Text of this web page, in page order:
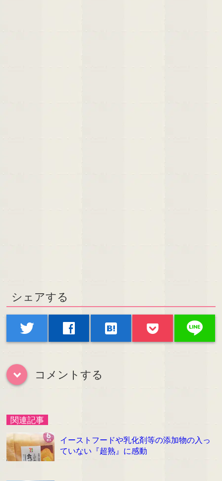
シェアする
twitter facebook hatenabookmark line
down コメントする
関連記事
イーストフードや乳化剤等の添加物の入っ
ていない『超熟』に感動